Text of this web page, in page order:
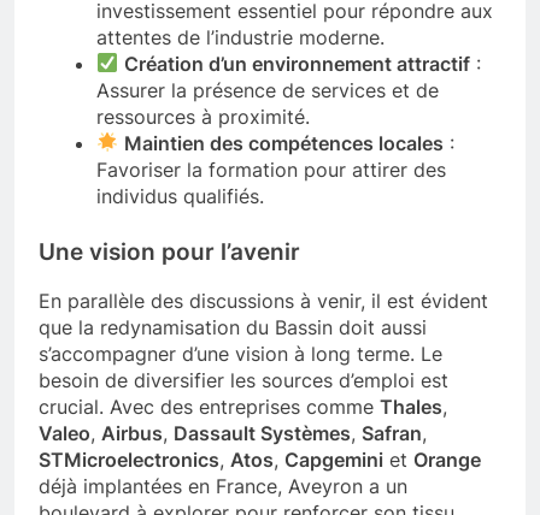
investissement essentiel pour répondre aux
attentes de l’industrie moderne.
Création d’un environnement attractif :
Assurer la présence de services et de
ressources à proximité.
Maintien des compétences locales :
Favoriser la formation pour attirer des
individus qualifiés.
Une vision pour l’avenir
En parallèle des discussions à venir, il est évident
que la redynamisation du Bassin doit aussi
s’accompagner d’une vision à long terme. Le
besoin de diversifier les sources d’emploi est
crucial. Avec des entreprises comme Thales,
Valeo, Airbus, Dassault Systèmes, Safran,
STMicroelectronics, Atos, Capgemini et Orange
déjà implantées en France, Aveyron a un